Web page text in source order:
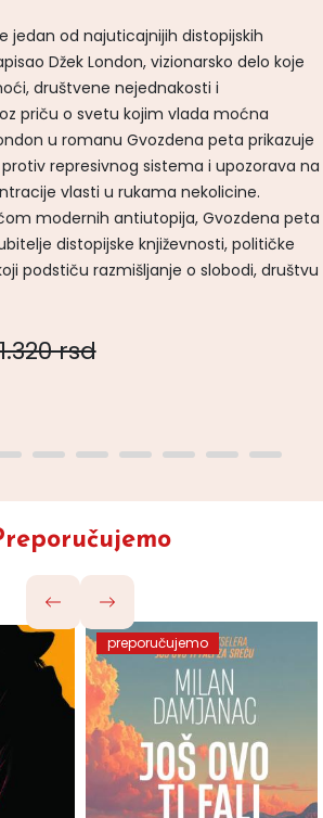
jedan od najuticajnijih distopijskih
Džek London, vizionarsko delo koje
društvene nejednakosti i
priču o svetu kojim vlada moćna
u romanu Gvozdena peta prikazuje
represivnog sistema i upozorava na
vlasti u rukama nekolicine.
modernih antiutopija, Gvozdena peta
distopijske književnosti, političke
podstiču razmišljanje o slobodi, društvu
rsd
preporučujemo